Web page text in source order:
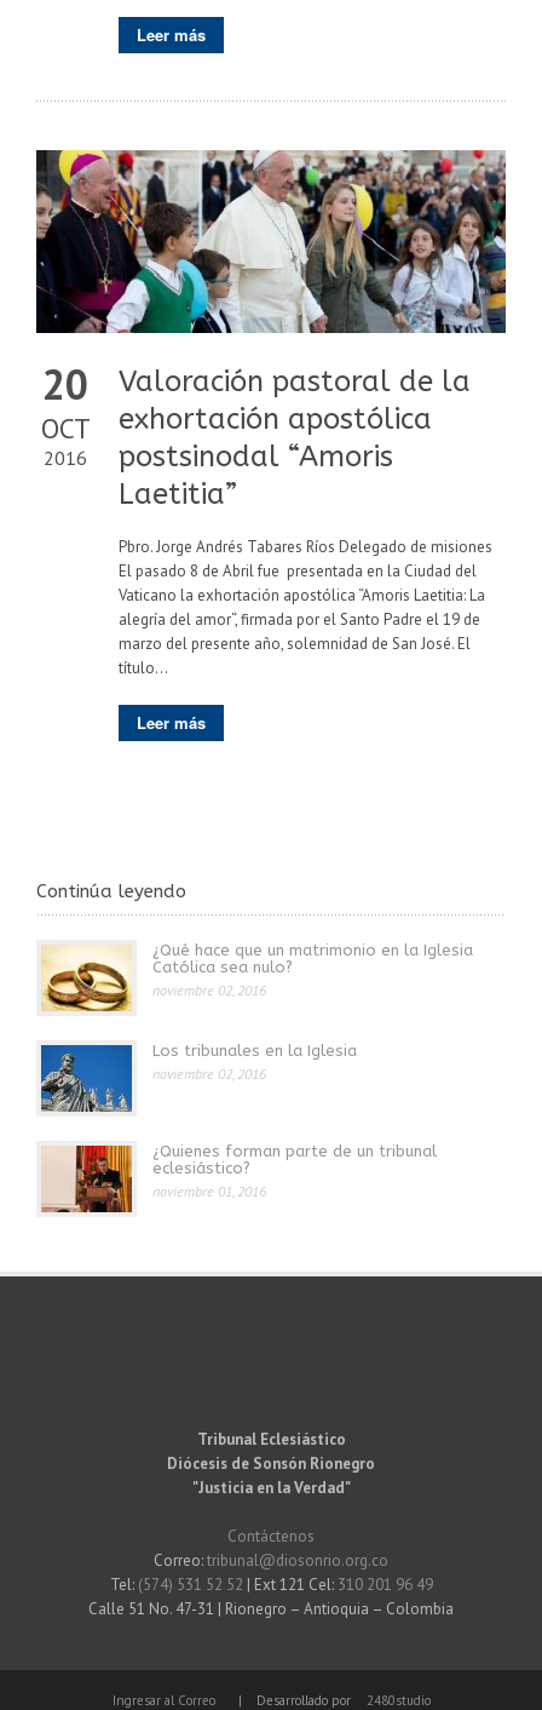
Leer más
20
OCT
2016
Valoración pastoral de la
exhortación apostólica
postsinodal “Amoris
Laetitia”
Pbro. Jorge Andrés Tabares Ríos Delegado de misiones
El pasado 8 de Abril fue presentada en la Ciudad del
Vaticano la exhortación apostólica “Amoris Laetitia: La
alegría del amor“, firmada por el Santo Padre el 19 de
marzo del presente año, solemnidad de San José. El
título...
Leer más
Continúa leyendo
¿Qué hace que un matrimonio en la Iglesia
Católica sea nulo?
noviembre 02, 2016
Los tribunales en la Iglesia
noviembre 02, 2016
¿Quienes forman parte de un tribunal
eclesiástico?
noviembre 01, 2016
Tribunal Eclesiástico
Diócesis de Sonsón Rionegro
"Justicia en la Verdad"
Contáctenos
Correo:tribunal@diosonrio.org.co
Tel: (574) 531 52 52 | Ext 121 Cel: 310 201 96 49
Calle 51 No. 47-31 | Rionegro – Antioquia – Colombia
Ingresar al Correo | Desarrollado por 2480studio